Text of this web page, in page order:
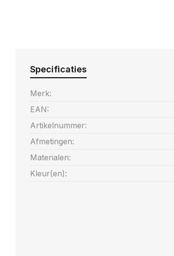
Specificaties
Merk:
EAN:
Artikelnummer:
Afmetingen:
Materialen:
Kleur(en):